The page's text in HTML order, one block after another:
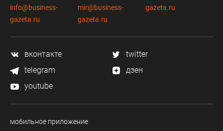
info@business-
gazeta.ru
mir@business-
gazeta.ru
gazeta.ru
вконтакте
twitter
telegram
дзен
youtube
мобильное приложение